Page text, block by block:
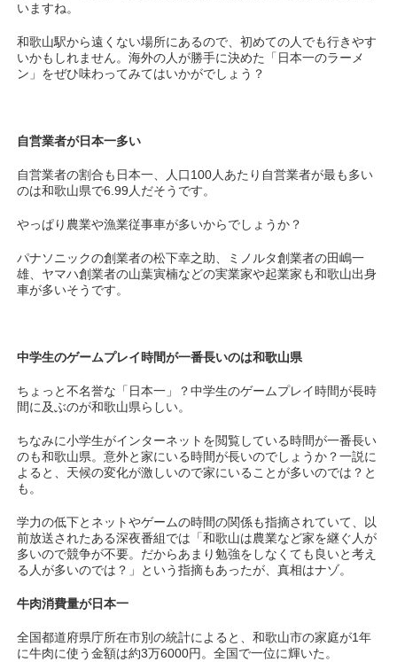
いますね。
和歌山駅から遠くない場所にあるので、初めての人でも行きやす
いかもしれません。海外の人が勝手に決めた「日本一のラーメ
ン」をぜひ味わってみてはいかがでしょう？
自営業者が日本一多い
自営業者の割合も日本一、人口100人あたり自営業者が最も多い
のは和歌山県で6.99人だそうです。
やっぱり農業や漁業従事車が多いからでしょうか？
パナソニックの創業者の松下幸之助、ミノルタ創業者の田嶋一
雄、ヤマハ創業者の山葉寅楠などの実業家や起業家も和歌山出身
車が多いそうです。
中学生のゲームプレイ時間が一番長いのは和歌山県
ちょっと不名誉な「日本一」？中学生のゲームプレイ時間が長時
間に及ぶのが和歌山県らしい。
ちなみに小学生がインターネットを閲覧している時間が一番長い
のも和歌山県。意外と家にいる時間が長いのでしょうか？一説に
よると、天候の変化が激しいので家にいることが多いのでは？と
も。
学力の低下とネットやゲームの時間の関係も指摘されていて、以
前放送されたある深夜番組では「和歌山は農業など家を継ぐ人が
多いので競争が不要。だからあまり勉強をしなくても良いと考え
る人が多いのでは？」という指摘もあったが、真相はナゾ。
牛肉消費量が日本一
全国都道府県庁所在市別の統計によると、和歌山市の家庭が1年
に牛肉に使う金額は約3万6000円。全国で一位に輝いた。